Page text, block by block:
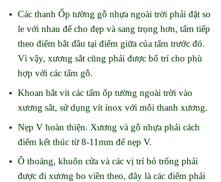
Các thanh Ốp tường gỗ nhựa ngoài trời phải đặt so
le với nhau để cho đẹp và sang trọng hơn, tấm tiếp
theo điểm bắt đầu tại điểm giữa của tấm trước đó.
Vì vậy, xương sắt cũng phải được bố trí cho phù
hợp với các tấm gỗ.
Khoan bắt vít các tấm ốp tường ngoài trời vào
xương sắt, sử dụng vít inox với mỗi thanh xương.
Nẹp V hoàn thiện. Xương và gỗ nhựa phải cách
điểm kết thúc từ 8-11mm để nẹp V.
Ô thoáng, khuôn cửa và các vị trí bỏ trống phải
được đi xương bo viền theo, đây là các điểm phải